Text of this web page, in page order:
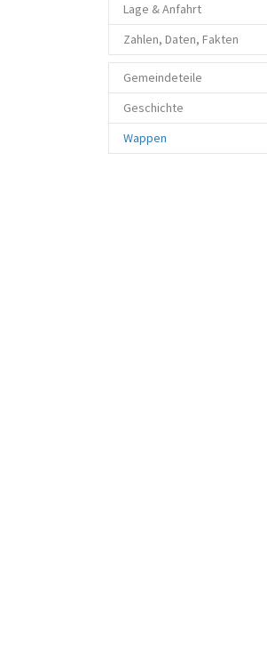
Lage & Anfahrt
Zahlen, Daten, Fakten
Gemeindeteile
Geschichte
Wappen